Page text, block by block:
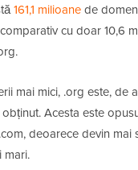
161,1 milioanede
cu doar 10,6
mai mici, .org este, de
Acesta este
deoarece devin mai
mari.